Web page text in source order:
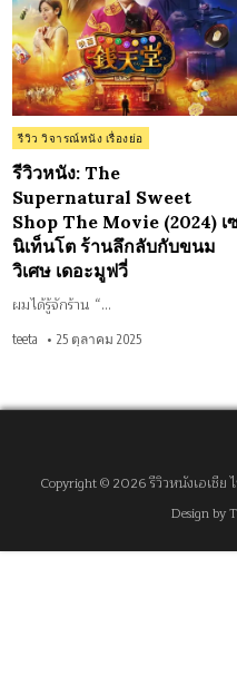
เ
Posted
in
รีวิว วิจารณ์หนัง เรื่องย่อ
รีวิวหนัง: The
Supernatural Sweet
Shop The Movie (2024) เ
นิเท็นโต ร้านลึกลับกับขนม
วิเศษ เดอะมูฟวี่
ผมได้รู้จักร้าน “…
teeta 25 ตุลาคม 2025
Copyright © 2026 รีวิวหนังเอเชี
Design by